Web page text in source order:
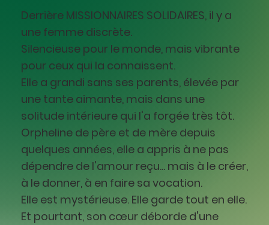
Derrière MISSIONNAIRES SOLIDAIRES, il y a
une femme discrète.
Silencieuse pour le monde, mais vibrante
pour ceux qui la connaissent.
Elle a grandi sans ses parents, élevée par
une tante aimante, mais dans une
solitude intérieure qui l'a forgée très tôt.
Orpheline de père et de mère depuis
quelques années, elle a appris à ne pas
dépendre de l'amour reçu... mais à le créer,
à le donner, à en faire sa vocation.
Elle est mystérieuse. Elle garde tout en elle.
Et pourtant, son cœur déborde d'une